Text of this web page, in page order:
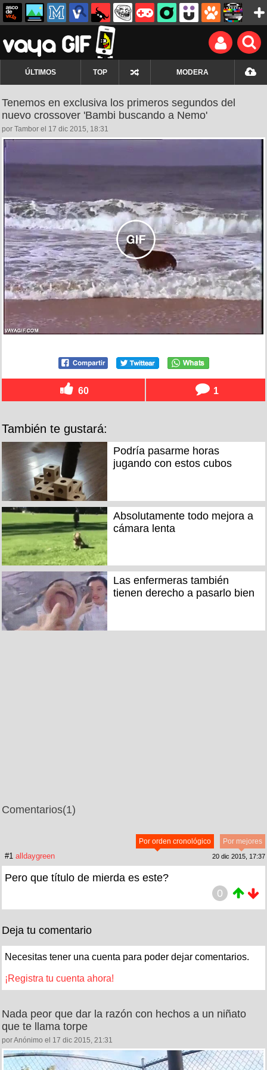
ÚLTIMOS TOP MODERA
Tenemos en exclusiva los primeros segundos del
nuevo crossover 'Bambi buscando a Nemo'
por Tambor el 17 dic 2015, 18:31
60 1
También te gustará:
Podría pasarme horas
jugando con estos cubos
Absolutamente todo mejora a
cámara lenta
Las enfermeras también
tienen derecho a pasarlo bien
Comentarios(1)
Por mejores
Por orden cronológico
#1 alldaygreen 20 dic 2015, 17:37
Pero que título de mierda es este?
0
Deja tu comentario
Necesitas tener una cuenta para poder dejar comentarios.
¡Registra tu cuenta ahora!
Nada peor que dar la razón con hechos a un niñato
que te llama torpe
por Anónimo el 17 dic 2015, 21:31